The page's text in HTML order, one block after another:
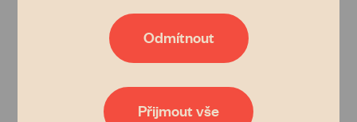
pruzích. Více informací
- výsev vhodných rostlin po sklizni
a před vysetím nové plodiny, aby půda
nezůstala holá a nechráněná. Více informací
stejně jako nám o zastavení znehodnocování půdy v Česku.
Díky tomu, že nám dáte možnost uchovávat data o vaší
aktivitě na našem webu, bude naše poradenství, databáze
vlastníků i zemědělců nebo například generátor
vás zajímají podrobnosti, přečtěte si našezásady
zpracování osobních údajů. Tak co, věříte nám?
Odmítnout
Přijmout vše